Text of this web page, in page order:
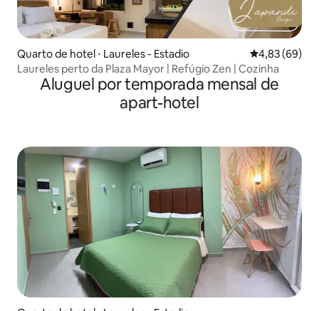
Quarto de hotel ⋅ Laureles - Estadio 4,83 de uma
4,83 (69)
Laureles perto da Plaza Mayor | Refúgio Zen | Cozinha
Aluguel por temporada mensal de
apart-hotel